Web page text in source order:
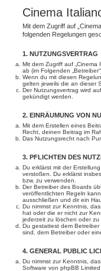
Cinema
Mit dem Zugriff auf
folgenden Regelungen
1. NUTZUNGSVERTRAG
Mit dem Zugriff auf
ab (im Folgenden
Wenn du mit diesen
gelten jeweils die an dieser
Der Nutzungsvertrag wird
gekündigt werden.
2. EINRÄUMUNG VON
Mit dem Erstellen eines
Recht, deinen Beitrag im
Das Nutzungsrecht nach
3. PFLICHTEN DES
Du erklärst mit der
verstoßen. Du erklärst
bzw. zu verwenden.
Der Betreiber des Boards
veröffentlichten Regeln
ausschließen und dir ein
Du nimmst zur Kenntnis,
hat oder die er nicht zur
jederzeit zu löschen oder zu
Du gestattest dem
sind, dem Betreiber oder
4. GENERAL PUBLIC
Du nimmst zur Kenntnis,
Software von phpBB Limited